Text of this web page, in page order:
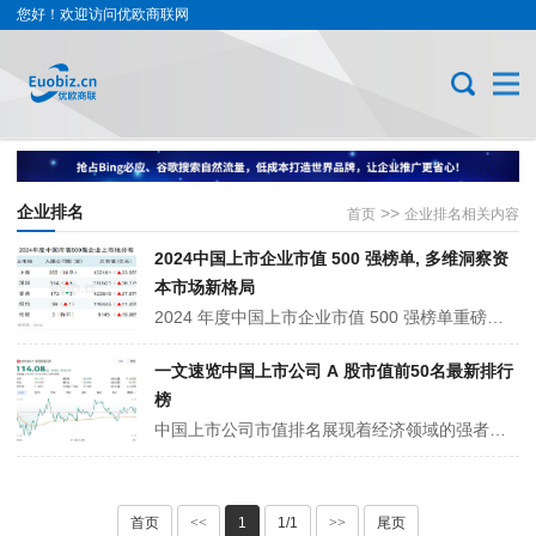
您好！欢迎访问优欧商联网
首页 >> 企业排名相关内容
企业排名
2024中国上市企业市值 500 强榜单, 多维洞察资
本市场新格局
2024 年度中国上市企业市值 500 强榜单重磅出炉！腾讯、工行、茅台稳居前三。整体呈现诸多亮点：企业平均、中位数市值均上扬，万亿级企业稳定 10 家。上市地分布有动态变化，沪深港等地各有增减。行业方面，金融市值飙升，信息技术企业数量激增，工业、医疗等领域市值、数量此消彼长。各地企业勾勒中国···
一文速览中国上市公司 A 股市值前50名最新排行
榜
中国上市公司市值排名展现着经济领域的强者格局。头部企业涵盖多领域，通信巨头中国移动、金融巨擘工商银行等，彰显行业领军地位。白酒龙头贵州茅台、宁德时代凭新能源优势紧跟其后。银行系重兵集结，国有大行稳根基，股份制银行展活力。各行业佼佼者凭核心竞争力，撑起万亿市值，反映产业发展脉络，影···
首页 << 1 1/1 >> 尾页